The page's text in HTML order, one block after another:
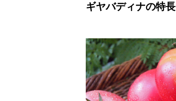
ギヤバディナの特長